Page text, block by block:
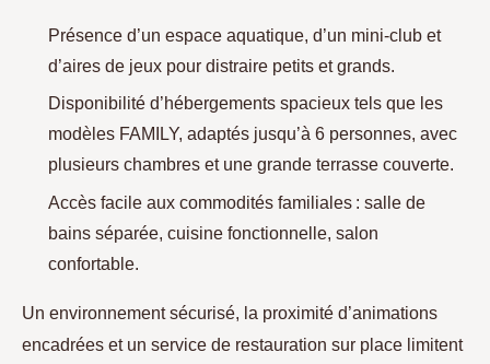
Présence d’un espace aquatique, d’un mini-club et
d’aires de jeux pour distraire petits et grands.
Disponibilité d’hébergements spacieux tels que les
modèles FAMILY, adaptés jusqu’à 6 personnes, avec
plusieurs chambres et une grande terrasse couverte.
Accès facile aux commodités familiales : salle de
bains séparée, cuisine fonctionnelle, salon
confortable.
Un environnement sécurisé, la proximité d’animations
encadrées et un service de restauration sur place limitent